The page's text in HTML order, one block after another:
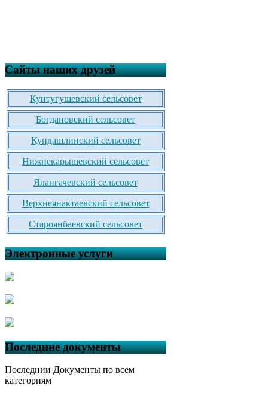
Сайты наших друзей
Кунтугушевский сельсовет
Богдановский сельсовет
Кундашлинский сельсовет
Нижнекарышевский сельсовет
Ялангачевский сельсовет
Верхнеянактаевский сельсовет
Староянбаевский сельсовет
Электронные услуги
Последние документы
Последнии Документы по всем
категориям